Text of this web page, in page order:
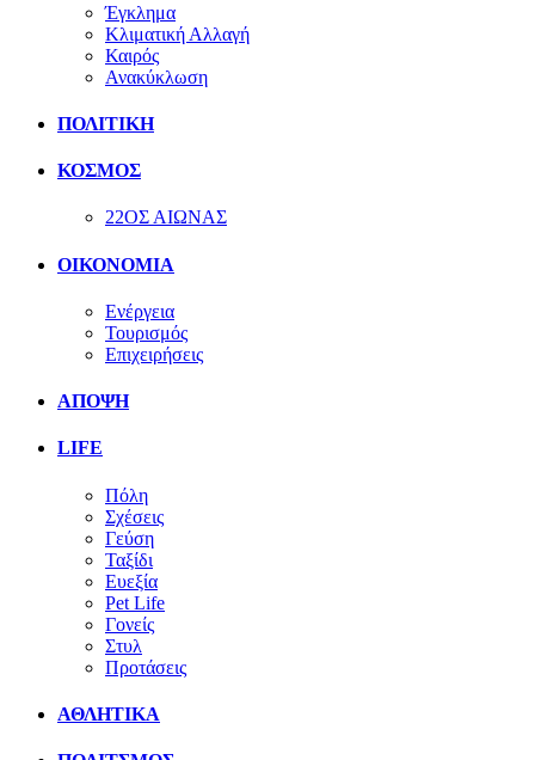
Έγκλημα
Κλιματική Αλλαγή
Καιρός
Ανακύκλωση
ΠΟΛΙΤΙΚΗ
ΚΟΣΜΟΣ
22ΟΣ ΑΙΩΝΑΣ
ΟΙΚΟΝΟΜΙΑ
Ενέργεια
Τουρισμός
Επιχειρήσεις
ΑΠΟΨΗ
LIFE
Πόλη
Σχέσεις
Γεύση
Ταξίδι
Ευεξία
Pet Life
Γονείς
Στυλ
Προτάσεις
ΑΘΛΗΤΙΚΑ